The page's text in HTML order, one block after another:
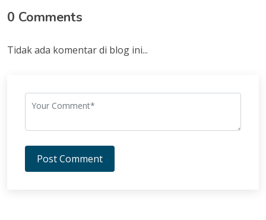
0 Comments
Tidak ada komentar di blog ini...
Post Comment